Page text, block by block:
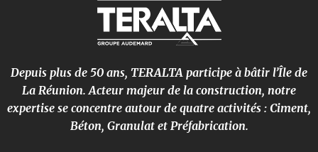
Depuis plus de 50 ans, TERALTA participe à bâtir l’Île de
La Réunion. Acteur majeur de la construction, notre
expertise se concentre autour de quatre activités : Ciment,
Béton, Granulat et Préfabrication.